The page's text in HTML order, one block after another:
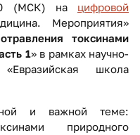
(МСК) на цифровой
Мероприятия»
токсинами
1» в рамках научно-
«Евразийская школа
и важной теме:
природного